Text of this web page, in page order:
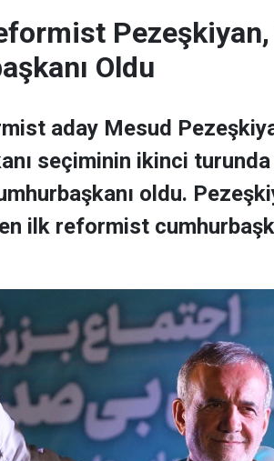
Oldu
aday Mesud
seçiminin ikinci
oldu.
ilk reformist